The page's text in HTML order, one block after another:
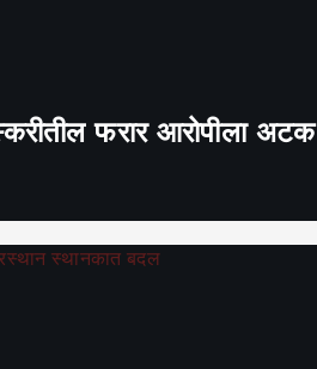
फरार आरोपीला अटक